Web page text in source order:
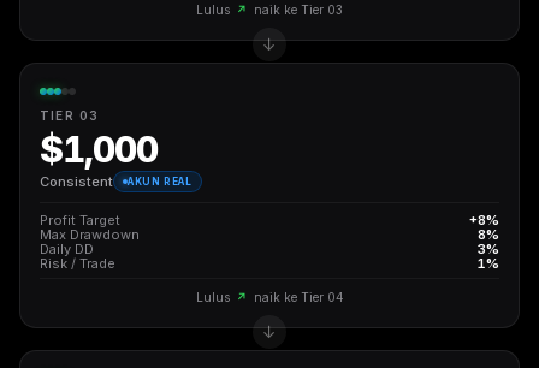
Lulus ↗ naik ke Tier 03
TIER 03
$1,000
Consistent AKUN REAL
Profit Target
+8%
Max Drawdown
8%
Daily DD
3%
Risk / Trade
1%
Lulus ↗ naik ke Tier 04